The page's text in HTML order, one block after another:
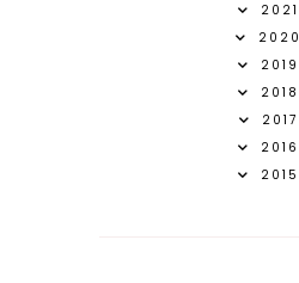
2021
2020
2019
2018
2017
2016
2015